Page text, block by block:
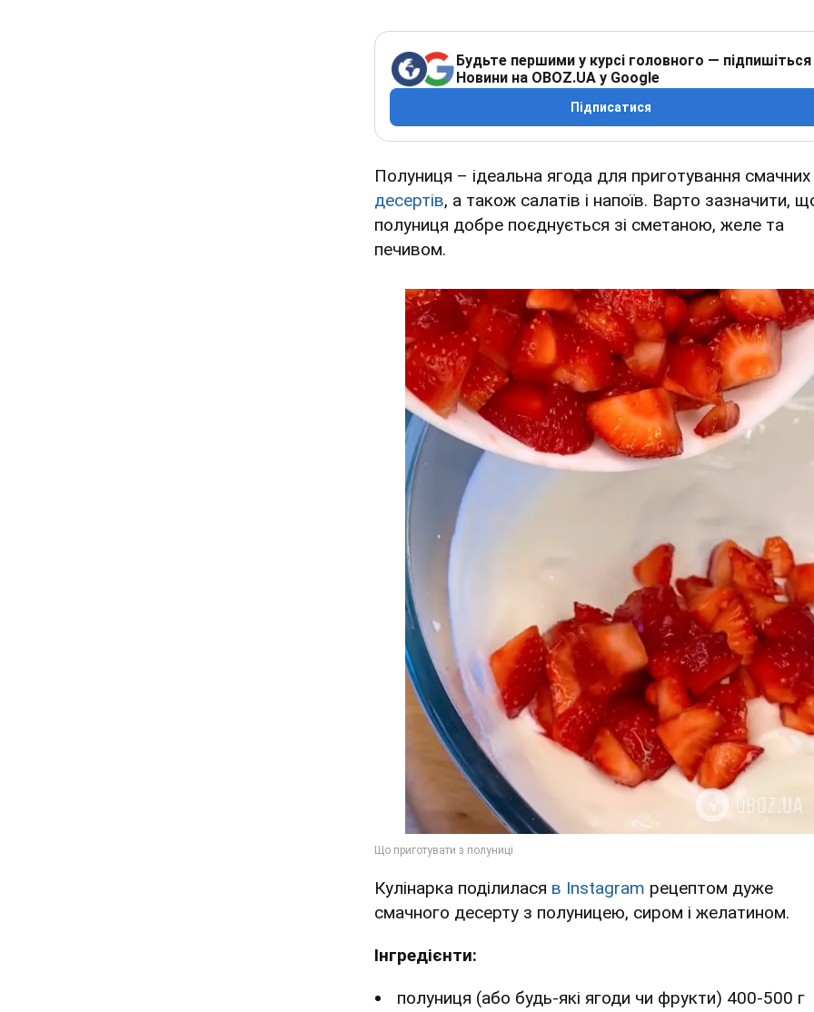
Будьте першими у курсі головного — підпишіться
Новини на OBOZ.UA у Google
Підписатися
Полуниця – ідеальна ягода для приготування смачних
десертів, а також салатів і напоїв. Варто зазначити,
полуниця добре поєднується зі сметаною, желе та
печивом.
Кулінарка поділилася в Instagram рецептом дуже
смачного десерту з полуницею, сиром і желатином.
Інгредієнти:
полуниця (або будь-які ягоди чи фрукти) 400-500 г